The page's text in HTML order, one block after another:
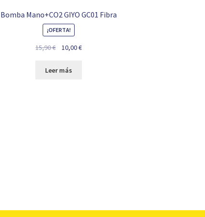
Bomba Mano+CO2 GIYO GC01 Fibra
¡OFERTA!
15,90€
original
10,00€El
Leer más